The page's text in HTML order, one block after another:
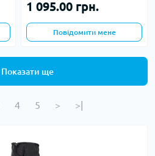
1 095.00 грн.
Повідомити мене
Показати ще
4 5 > >|